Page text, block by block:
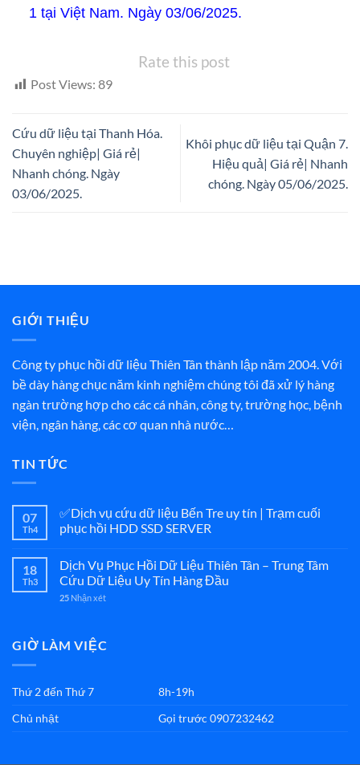
1 tại Việt Nam. Ngày 03/06/2025.
Rate this post
Post Views: 89
Cứu dữ liệu tại Thanh Hóa.
Chuyên nghiệp| Giá rẻ|
Nhanh chóng. Ngày
03/06/2025.
Khôi phục dữ liệu tại Quận 7.
Hiệu quả| Giá rẻ| Nhanh
chóng. Ngày 05/06/2025.
GIỚI THIỆU
Công ty phục hồi dữ liệu Thiên Tân thành lập năm 2004. Với
bề dày hàng chục năm kinh nghiệm chúng tôi đã xử lý hàng
ngàn trường hợp cho các cá nhân, công ty, trường học, bệnh
viện, ngân hàng, các cơ quan nhà nước…
TIN TỨC
07
Th4
✅Dịch vụ cứu dữ liệu Bến Tre uy tín | Trạm cuối
phục hồi HDD SSD SERVER
18
Th3
Dịch Vụ Phục Hồi Dữ Liệu Thiên Tân – Trung Tâm
Cứu Dữ Liệu Uy Tín Hàng Đầu
25 Nhận xét
GIỜ LÀM VIỆC
Thứ 2 đến Thứ 7
8h-19h
Chủ nhật
Gọi trước 0907232462